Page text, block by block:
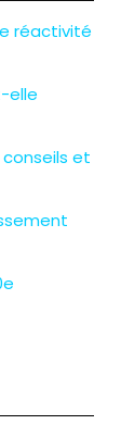
réactivité
elle
et